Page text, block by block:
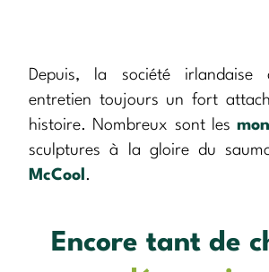
Depuis, la société irlandaise
entretien toujours un fort
histoire. Nombreux sont les
sculptures à la gloire du
McCool .
Encore tant de